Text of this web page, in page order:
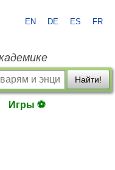
EN DE ES FR
Найти!
Игры ⚽